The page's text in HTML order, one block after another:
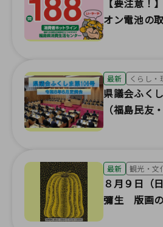
【要注意！
オン電池の
最新 くらし・
県議会ふく
（福島民友
最新 観光・文
８月９日（
彌生 版画
ルトーク＆